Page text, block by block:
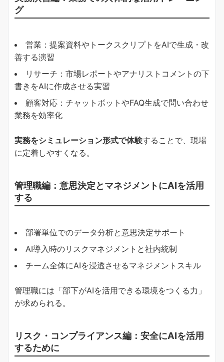
グ
営業：提案資料やトークスクリプトをAIで生成・改
善する演習
リサーチ：市場レポートやアナリストコメントの下
書きをAIに作成させる実習
顧客対応：チャットボットやFAQ生成で問い合わせ
業務を効率化
実務をシミュレーション形式で体験することで、現場
に定着しやすくなる。
管理職編：意思決定とマネジメントにAIを活用
する
部署単位でのデータ分析と意思決定サポート
AI導入時のリスクマネジメントと社内統制
チーム全体にAIを浸透させるマネジメントスキル
管理職には「部下がAIを活用できる環境をつくる力」
が求められる。
リスク・コンプライアンス編：安全にAIを活用
するために